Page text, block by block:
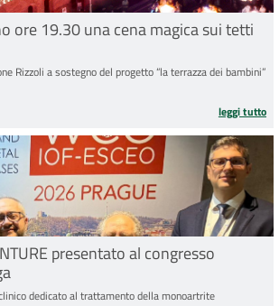
ore 19.30 una cena magica sui tetti
Rizzoli a sostegno del progetto “la terrazza dei bambini”
leggi tutto
presentato al congresso
dedicato al trattamento della monoartrite